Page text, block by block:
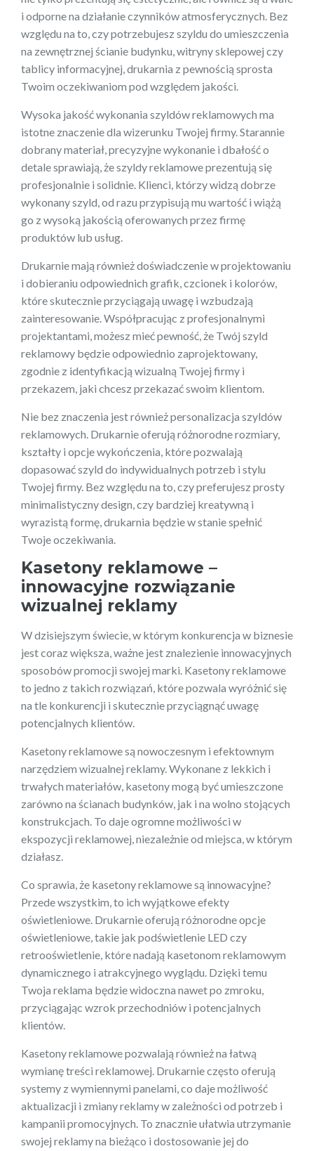
i odporne na działanie czynników atmosferycznych. Bez
względu na to, czy potrzebujesz szyldu do umieszczenia
na zewnętrznej ścianie budynku, witryny sklepowej czy
tablicy informacyjnej, drukarnia z pewnością sprosta
Twoim oczekiwaniom pod względem jakości.
Wysoka jakość wykonania szyldów reklamowych ma
istotne znaczenie dla wizerunku Twojej firmy. Starannie
dobrany materiał, precyzyjne wykonanie i dbałość o
detale sprawiają, że szyldy reklamowe prezentują się
profesjonalnie i solidnie. Klienci, którzy widzą dobrze
wykonany szyld, od razu przypisują mu wartość i wiążą
go z wysoką jakością oferowanych przez firmę
produktów lub usług.
Drukarnie mają również doświadczenie w projektowaniu
i dobieraniu odpowiednich grafik, czcionek i kolorów,
które skutecznie przyciągają uwagę i wzbudzają
zainteresowanie. Współpracując z profesjonalnymi
projektantami, możesz mieć pewność, że Twój szyld
reklamowy będzie odpowiednio zaprojektowany,
zgodnie z identyfikacją wizualną Twojej firmy i
przekazem, jaki chcesz przekazać swoim klientom.
Nie bez znaczenia jest również personalizacja szyldów
reklamowych. Drukarnie oferują różnorodne rozmiary,
kształty i opcje wykończenia, które pozwalają
dopasować szyld do indywidualnych potrzeb i stylu
Twojej firmy. Bez względu na to, czy preferujesz prosty
minimalistyczny design, czy bardziej kreatywną i
wyrazistą formę, drukarnia będzie w stanie spełnić
Twoje oczekiwania.
Kasetony reklamowe –
innowacyjne rozwiązanie
wizualnej reklamy
W dzisiejszym świecie, w którym konkurencja w biznesie
jest coraz większa, ważne jest znalezienie innowacyjnych
sposobów promocji swojej marki. Kasetony reklamowe
to jedno z takich rozwiązań, które pozwala wyróżnić się
na tle konkurencji i skutecznie przyciągnąć uwagę
potencjalnych klientów.
Kasetony reklamowe są nowoczesnym i efektownym
narzędziem wizualnej reklamy. Wykonane z lekkich i
trwałych materiałów, kasetony mogą być umieszczone
zarówno na ścianach budynków, jak i na wolno stojących
konstrukcjach. To daje ogromne możliwości w
ekspozycji reklamowej, niezależnie od miejsca, w którym
działasz.
Co sprawia, że kasetony reklamowe są innowacyjne?
Przede wszystkim, to ich wyjątkowe efekty
oświetleniowe. Drukarnie oferują różnorodne opcje
oświetleniowe, takie jak podświetlenie LED czy
retrooświetlenie, które nadają kasetonom reklamowym
dynamicznego i atrakcyjnego wyglądu. Dzięki temu
Twoja reklama będzie widoczna nawet po zmroku,
przyciągając wzrok przechodniów i potencjalnych
klientów.
Kasetony reklamowe pozwalają również na łatwą
wymianę treści reklamowej. Drukarnie często oferują
systemy z wymiennymi panelami, co daje możliwość
aktualizacji i zmiany reklamy w zależności od potrzeb i
kampanii promocyjnych. To znacznie ułatwia utrzymanie
swojej reklamy na bieżąco i dostosowanie jej do